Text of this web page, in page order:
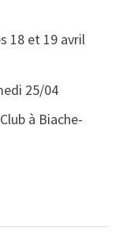
18 et 19 avril
25/04
à Biache-